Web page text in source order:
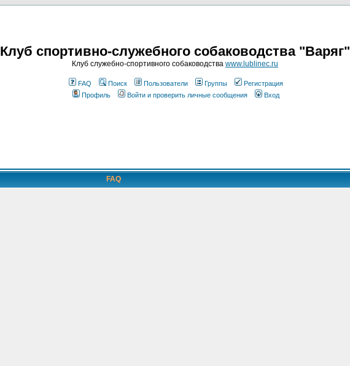
Клуб спортивно-служебного собаководства "Варяг"
Клуб служебно-спортивного собаководства www.lublinec.ru
FAQ Поиск Пользователи Группы
Регистрация
Профиль
Войти и проверить личные сообщения Вход
FAQ